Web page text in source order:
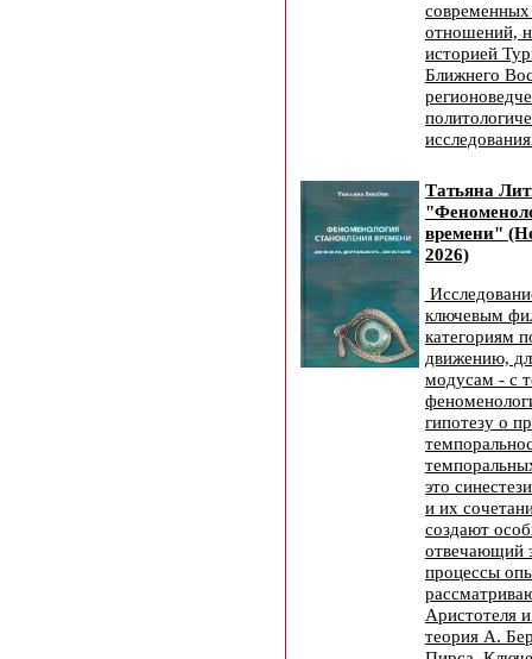
отношений,
историей
Ближнего
Татьяна
времени"
2026)
ключевым
категориям
движению,
модусам - с
гипотезу о
это
и их
создают
отвечающий
процессы
Аристотеля
теория А.